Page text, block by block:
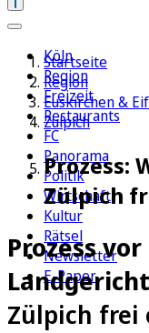
Köln
Region
Freizeit
Restaurants
FC
Panorama
Politik
Wirtschaft
Kultur
Rätsel
Newsletter
E-Paper
Startseite
Region
Euskirchen &
Zülpich
Prozess:
Zülpich
Prozess
Landgericht
Zülpich frei